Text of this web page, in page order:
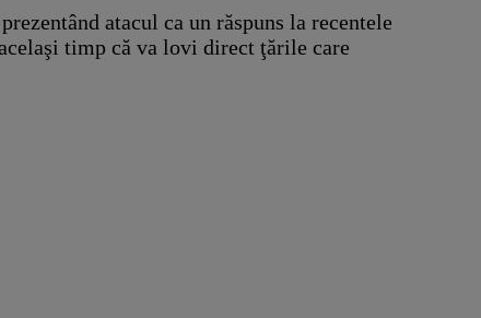
atacul ca un răspuns la recentele
timp că va lovi direct ţările care